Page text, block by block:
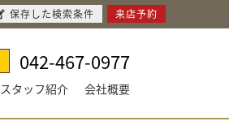
042-467-0977
スタッフ紹介 会社概要
保存した検索条件 来店予約